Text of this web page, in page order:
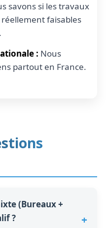
savons si les travaux
faisables
: Nous
partout en France.
(Bureaux +
?